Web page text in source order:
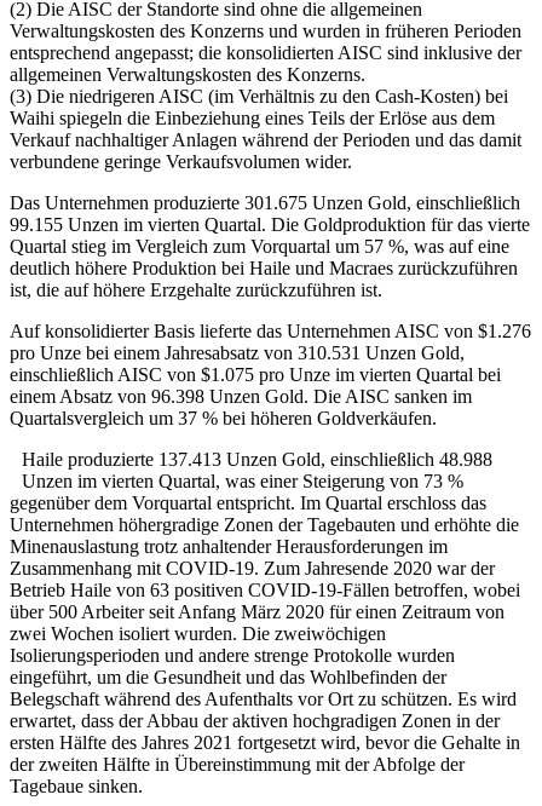
(2) Die AISC der Standorte sind ohne die allgemeinen
Verwaltungskosten des Konzerns und wurden in früheren Perioden
entsprechend angepasst; die konsolidierten AISC sind inklusive der
allgemeinen Verwaltungskosten des Konzerns.
(3) Die niedrigeren AISC (im Verhältnis zu den Cash-Kosten) bei
Waihi spiegeln die Einbeziehung eines Teils der Erlöse aus dem
Verkauf nachhaltiger Anlagen während der Perioden und das damit
verbundene geringe Verkaufsvolumen wider.
Das Unternehmen produzierte 301.675 Unzen Gold, einschließlich
99.155 Unzen im vierten Quartal. Die Goldproduktion für das vierte
Quartal stieg im Vergleich zum Vorquartal um 57 %, was auf eine
deutlich höhere Produktion bei Haile und Macraes zurückzuführen
ist, die auf höhere Erzgehalte zurückzuführen ist.
Auf konsolidierter Basis lieferte das Unternehmen AISC von $1.276
pro Unze bei einem Jahresabsatz von 310.531 Unzen Gold,
einschließlich AISC von $1.075 pro Unze im vierten Quartal bei
einem Absatz von 96.398 Unzen Gold. Die AISC sanken im
Quartalsvergleich um 37 % bei höheren Goldverkäufen.
Haile produzierte 137.413 Unzen Gold, einschließlich 48.988
Unzen im vierten Quartal, was einer Steigerung von 73 %
gegenüber dem Vorquartal entspricht. Im Quartal erschloss das
Unternehmen höhergradige Zonen der Tagebauten und erhöhte die
Minenauslastung trotz anhaltender Herausforderungen im
Zusammenhang mit COVID-19. Zum Jahresende 2020 war der
Betrieb Haile von 63 positiven COVID-19-Fällen betroffen, wobei
über 500 Arbeiter seit Anfang März 2020 für einen Zeitraum von
zwei Wochen isoliert wurden. Die zweiwöchigen
Isolierungsperioden und andere strenge Protokolle wurden
eingeführt, um die Gesundheit und das Wohlbefinden der
Belegschaft während des Aufenthalts vor Ort zu schützen. Es wird
erwartet, dass der Abbau der aktiven hochgradigen Zonen in der
ersten Hälfte des Jahres 2021 fortgesetzt wird, bevor die Gehalte in
der zweiten Hälfte in Übereinstimmung mit der Abfolge der
Tagebaue sinken.